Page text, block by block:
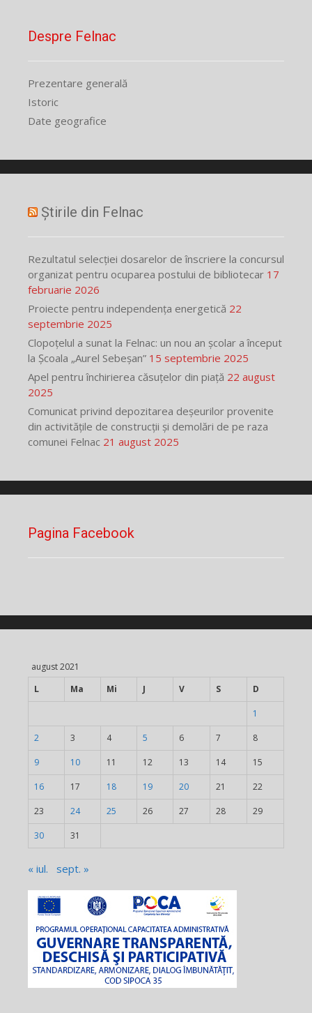
Despre Felnac
Prezentare generală
Istoric
Date geografice
Știrile din Felnac
Rezultatul selecției dosarelor de înscriere la concursul
organizat pentru ocuparea postului de bibliotecar 17
februarie 2026
Proiecte pentru independența energetică 22
septembrie 2025
Clopoțelul a sunat la Felnac: un nou an școlar a început
la Școala „Aurel Sebeșan” 15 septembrie 2025
Apel pentru închirierea căsuțelor din piață 22 august
2025
Comunicat privind depozitarea deșeurilor provenite
din activitățile de construcții și demolări de pe raza
comunei Felnac 21 august 2025
Pagina Facebook
august 2021
L
Ma Mi J V S D
1
2 3 4 5 6 7 8
9 10 11 12 13 14 15
16 17 18 19 20 21 22
23 24 25 26 27 28 29
30 31
« iul. sept. »